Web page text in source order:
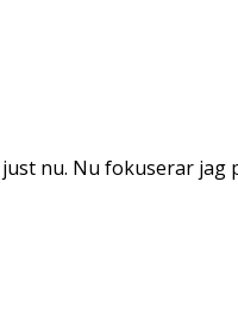
nu. Nu fokuserar jag